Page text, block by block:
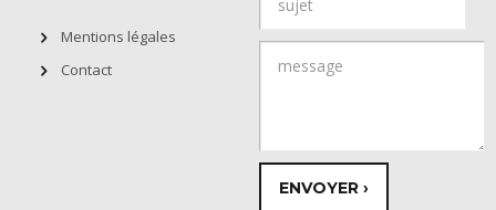
Mentions légales
Contact